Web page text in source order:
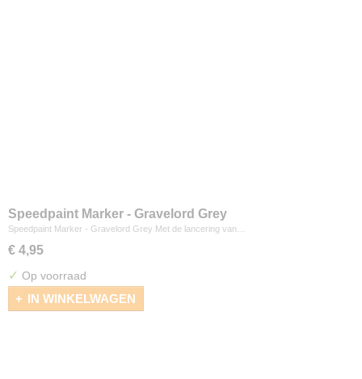
Speedpaint Marker - Gravelord Grey
Speedpaint Marker - Gravelord Grey Met de lancering van…
€ 4,95
✓ Op voorraad
IN WINKELWAGEN